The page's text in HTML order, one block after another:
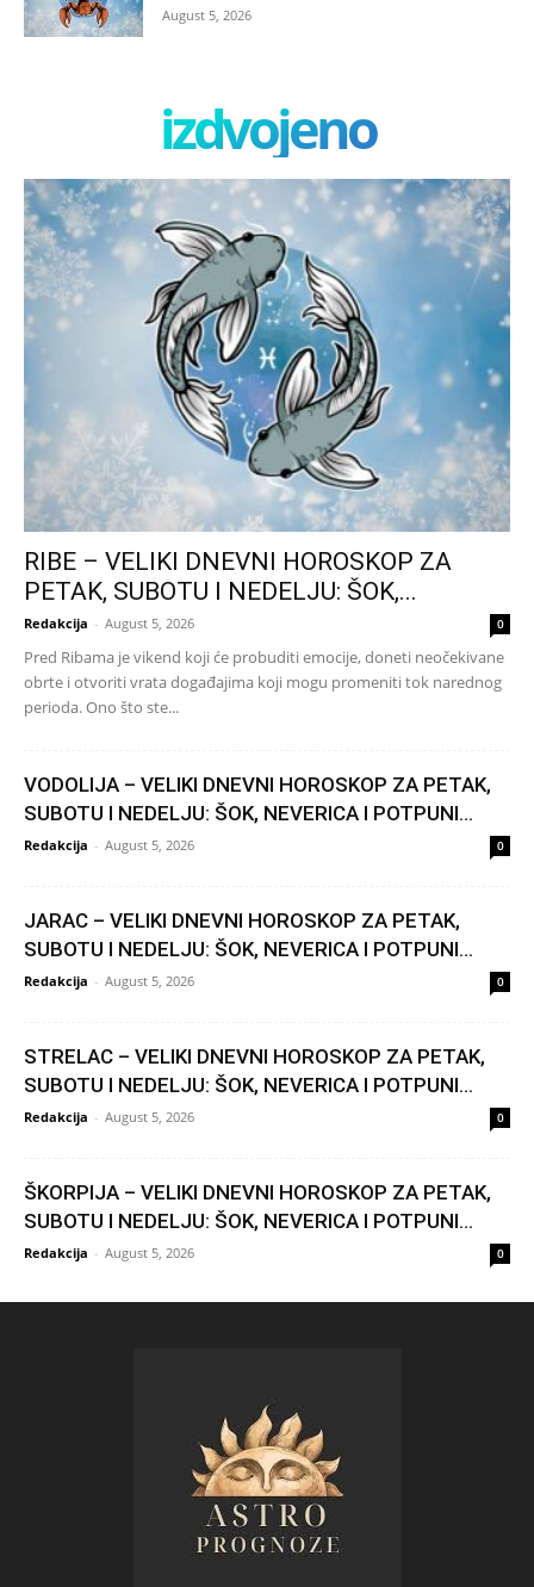
August 5, 2026
izdvojeno
RIBE – VELIKI DNEVNI HOROSKOP ZA
PETAK, SUBOTU I NEDELJU: ŠOK,...
Redakcija - August 5, 2026 0
Pred Ribama je vikend koji će probuditi emocije, doneti neočekivane
obrte i otvoriti vrata događajima koji mogu promeniti tok narednog
perioda. Ono što ste...
VODOLIJA – VELIKI DNEVNI HOROSKOP ZA PETAK,
SUBOTU I NEDELJU: ŠOK, NEVERICA I POTPUNI...
Redakcija - August 5, 2026 0
JARAC – VELIKI DNEVNI HOROSKOP ZA PETAK,
SUBOTU I NEDELJU: ŠOK, NEVERICA I POTPUNI...
Redakcija - August 5, 2026 0
STRELAC – VELIKI DNEVNI HOROSKOP ZA PETAK,
SUBOTU I NEDELJU: ŠOK, NEVERICA I POTPUNI...
Redakcija - August 5, 2026 0
ŠKORPIJA – VELIKI DNEVNI HOROSKOP ZA PETAK,
SUBOTU I NEDELJU: ŠOK, NEVERICA I POTPUNI...
Redakcija - August 5, 2026 0